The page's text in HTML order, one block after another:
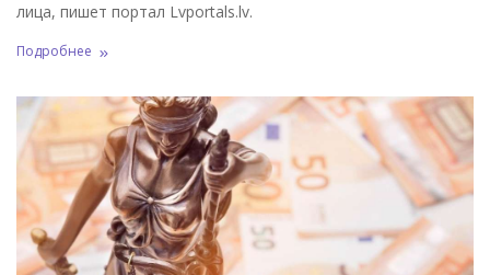
лица, пишет портал Lvportals.lv.
Подробнее